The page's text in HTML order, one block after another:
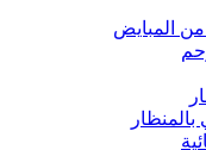
من المبايض